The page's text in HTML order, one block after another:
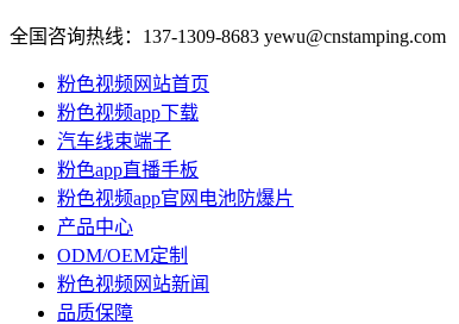
全国咨询热线： 137-1309-8683 yewu@cnstamping.com
粉色视频网站首页
粉色视频app下载
汽车线束端子
粉色app直播手板
粉色视频app官网电池防爆片
产品中心
ODM/OEM定制
粉色视频网站新闻
品质保障